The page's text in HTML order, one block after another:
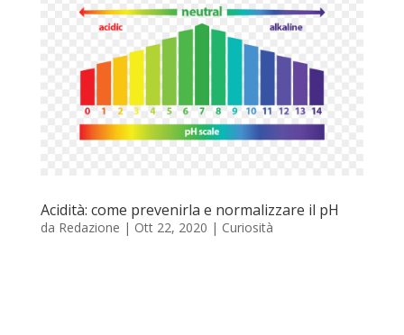
Acidità: come prevenirla e normalizzare il pH
da Redazione | Ott 22, 2020 | Curiosità